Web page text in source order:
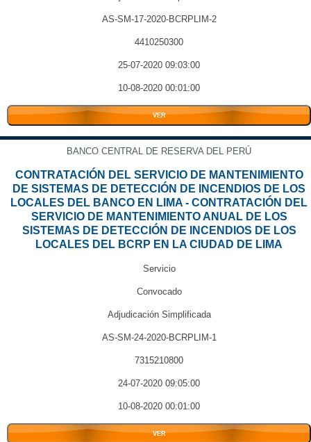
AS-SM-17-2020-BCRPLIM-2
4410250300
25-07-2020 09:03:00
10-08-2020 00:01:00
VER
BANCO CENTRAL DE RESERVA DEL PERÚ
CONTRATACIÓN DEL SERVICIO DE MANTENIMIENTO
DE SISTEMAS DE DETECCIÓN DE INCENDIOS DE LOS
LOCALES DEL BANCO EN LIMA - CONTRATACIÓN DEL
SERVICIO DE MANTENIMIENTO ANUAL DE LOS
SISTEMAS DE DETECCIÓN DE INCENDIOS DE LOS
LOCALES DEL BCRP EN LA CIUDAD DE LIMA
Servicio
Convocado
Adjudicación Simplificada
AS-SM-24-2020-BCRPLIM-1
7315210800
24-07-2020 09:05:00
10-08-2020 00:01:00
VER